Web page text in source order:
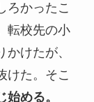
ろかったこ
転校先の小
けたが、
けた。そこ
める。